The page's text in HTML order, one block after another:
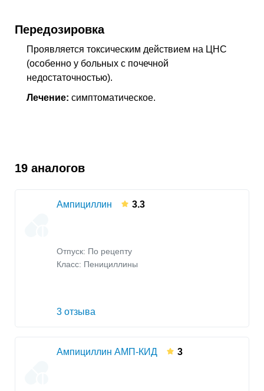
Передозировка
Проявляется токсическим действием на ЦНС
(особенно у больных с почечной
недостаточностью).
Лечение: симптоматическое.
19 аналогов
Ампициллин 3.3
Отпуск: По рецепту
Класс: Пенициллины
3 отзыва
Ампициллин АМП-КИД 3